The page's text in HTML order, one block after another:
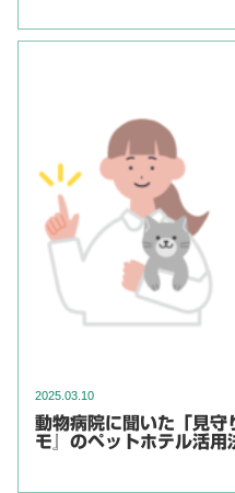
2025.03.10
動物病院に聞いた「見守
モ』のペットホテル活用